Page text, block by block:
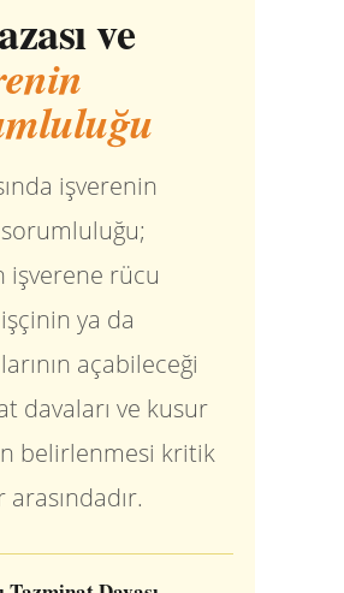
ve
işverenin
işverene rücu
işçinin ya da
açabileceği
davaları ve kusur
belirlenmesi kritik